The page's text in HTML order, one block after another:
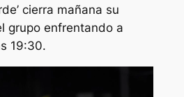
cierra mañana su
grupo enfrentando a
19:30.